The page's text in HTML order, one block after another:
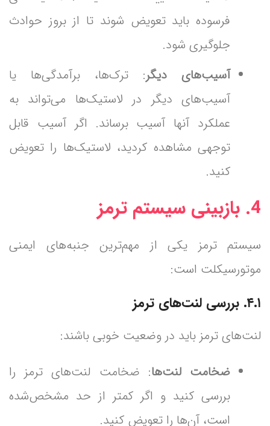
فرسوده باید تعویض شوند تا از بروز حوادث
جلوگیری شود.
آسیب‌های دیگر: ترک‌ها، برآمدگی‌ها یا
آسیب‌های دیگر در لاستیک‌ها می‌تواند به
عملکرد آنها آسیب برساند. اگر آسیب قابل
توجهی مشاهده کردید، لاستیک‌ها را تعویض
کنید.
4. بازبینی سیستم ترمز
سیستم ترمز یکی از مهم‌ترین جنبه‌های ایمنی
موتورسیکلت است:
۴.۱. بررسی لنت‌های ترمز
لنت‌های ترمز باید در وضعیت خوبی باشند:
ضخامت لنت‌ها: ضخامت لنت‌های ترمز را
بررسی کنید و اگر کمتر از حد مشخص‌شده
است، آن‌ها را تعویض کنید.